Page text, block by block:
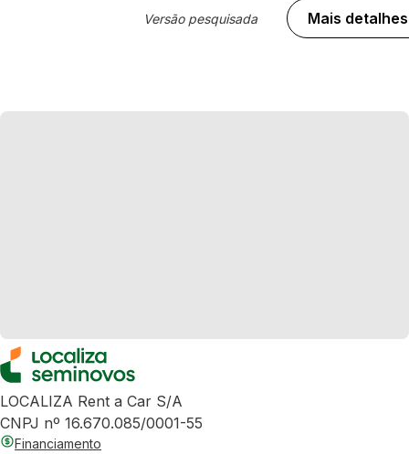
Versão pesquisada Mais detalhes
LOCALIZA Rent a Car S/A
CNPJ nº 16.670.085/0001-55
Financiamento